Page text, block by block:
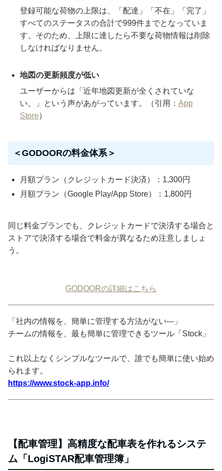
登録可能な荷物の上限は、「配達」「不在」「完了」
すべてのステータスの合計で999件までとなっていま
す。そのため、上限に達したら不要な荷物情報は削除
しなければなりません。
地図の更新頻度が低い
ユーザーからは「近年地図更新が全くされていな
い。」という声があがっています。（引用： App
Store）
＜GODOORの料金体系＞
月額プラン（クレジットカード決済）：1,300円
月額プラン（Google Play/App Store）：1,800円
同じ料金プランでも、クレジットカードで決済する場合と
ストアで決済する場合で料金が異なるため注意しましょ
う。
GODOORの詳細はこちら
「社内の情報を、簡単に管理する方法がない---」
チームの情報を、最も簡単に管理できるツール「Stock」
これ以上なくシンプルなツールで、誰でも簡単に使い始め
られます。
https://www.stock-app.info/
【配車管理】高精度な配車表を作れるシステ
ム「LogiSTAR配車管理簿」